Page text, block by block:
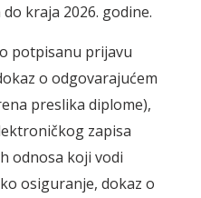
kraja 2026. godine.
potpisanu prijavu
o odgovarajućem
preslika diplome),
zapisa
odnosa koji vodi
osiguranje, dokaz o